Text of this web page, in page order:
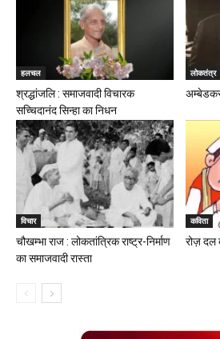
हलचल
श्रद्धांजलि : समाजवादी विचारक
सच्चिदानंद सिन्हा का निधन
लोकतंत्र
विचार
चौखम्भा राज : लोकतांत्रिक राष्ट्र-निर्माण
का समाजवादी रास्ता
कविता
रोज़ दल